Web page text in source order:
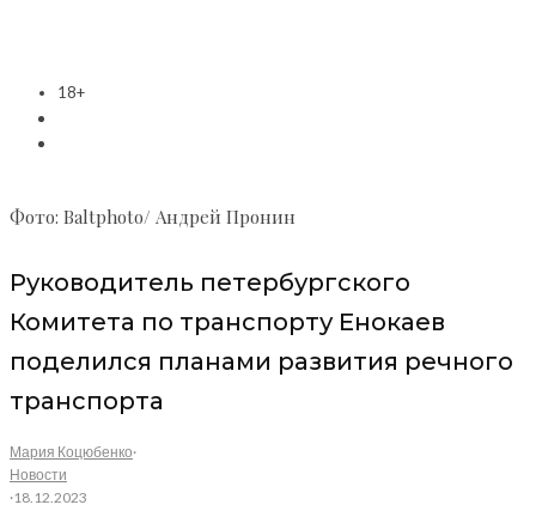
18+
Фото: Baltphoto/ Андрей Пронин
Руководитель петербургского
Комитета по транспорту Енокаев
поделился планами развития речного
транспорта
Мария Коцюбенко·
Новости
·18.12.2023